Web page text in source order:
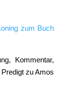
zum Buch
Kommentar,
zu Amos